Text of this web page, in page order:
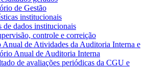
de Gestão
institucionais
de dados institucionais
controle e correição
Anual de Atividades da Auditoria Interna e
Anual de Auditoria Interna
de avaliações periódicas da CGU e